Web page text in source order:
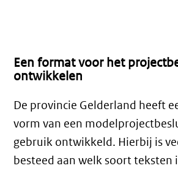
Een format voor het
ontwikkelen
De provincie Gelderland heeft
vorm van een
gebruik ontwikkeld. Hierbij is
besteed aan welk soort teksten